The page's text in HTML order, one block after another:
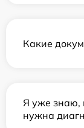
Какие
Я уже знаю,
нужна